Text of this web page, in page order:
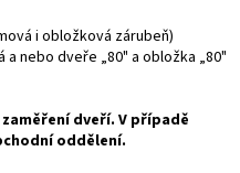
i obložková zárubeň)
nebo dveře „80" a obložka „80"
dveří. V případě
oddělení.